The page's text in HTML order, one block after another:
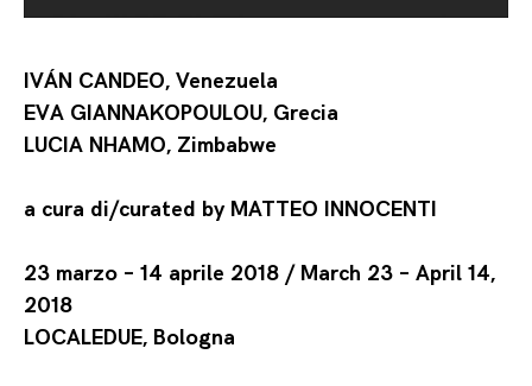
IVÁN CANDEO, Venezuela
EVA GIANNAKOPOULOU, Grecia
LUCIA NHAMO, Zimbabwe
a cura di/curated by MATTEO INNOCENTI
23 marzo – 14 aprile 2018 / March 23 – April 14,
2018
LOCALEDUE, Bologna